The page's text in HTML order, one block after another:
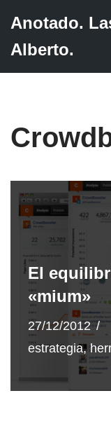
Saltar
Anotado.
Alberto.
El
«mium»
27/12/2012
estrategia,